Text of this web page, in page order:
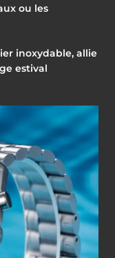
ou les
inoxydable, allie
estival